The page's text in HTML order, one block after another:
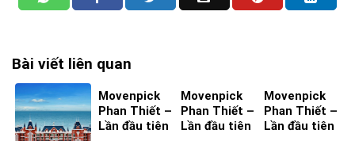
Bài viết liên quan
Movenpick
Phan Thiết –
Lần đầu tiên
Movenpick
Phan Thiết –
Lần đầu tiên
Movenpick
Phan Thiết –
Lần đầu tiên